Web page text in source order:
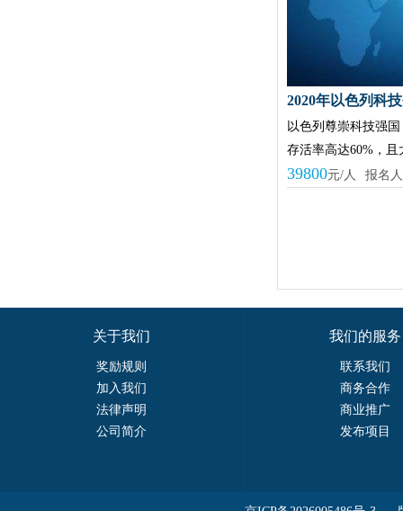
2020年以色列科
以色列尊崇科技强
存活率高达60%，
39800元/人 报名
关于我们
奖励规则
加入我们
法律声明
公司简介
我们的服务
联系我们
商务合作
商业推广
发布项目